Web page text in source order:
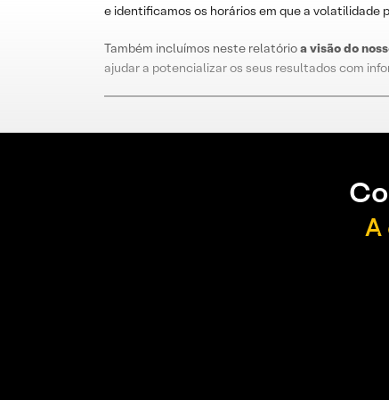
e identificamos os horários em que a volatilidade
Também incluímos neste relatórioa visão do
ajudar a potencializar os seus resultados com
A